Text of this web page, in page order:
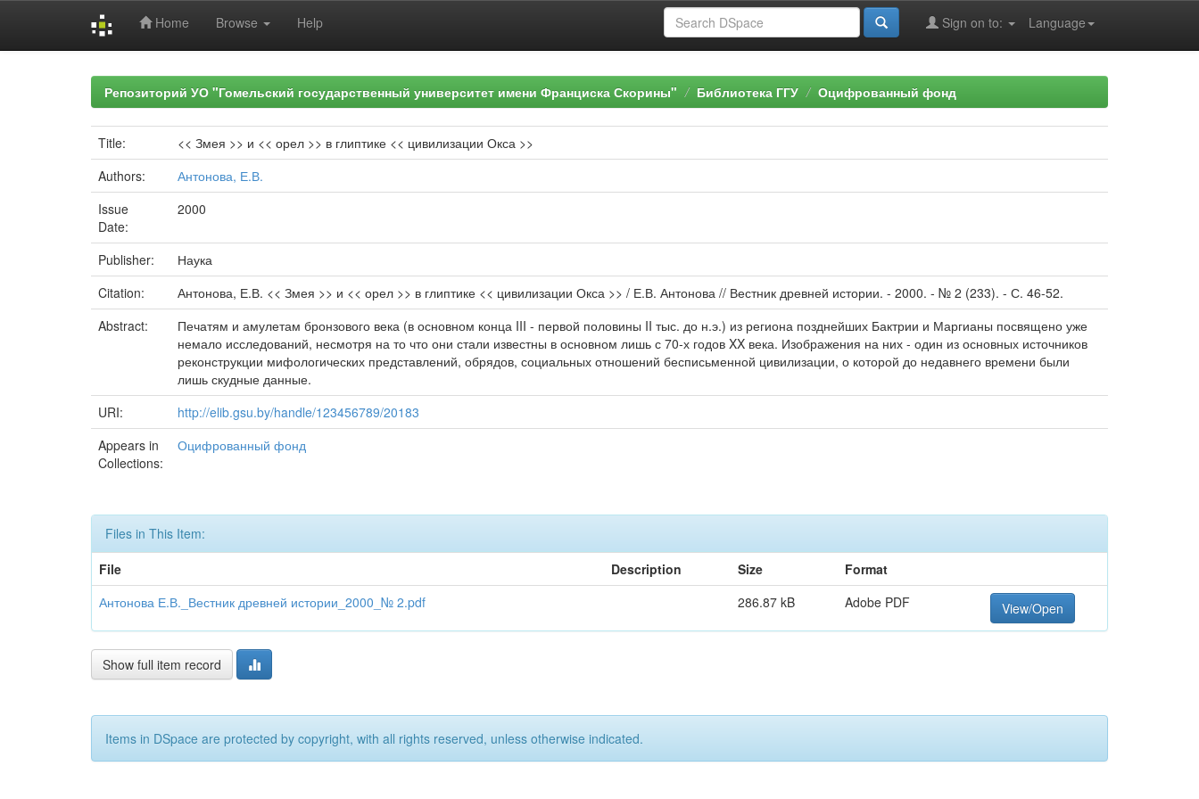
Home Browse Help Language
Sign on to:
Репозиторий УО "Гомельский государственный университет имени Франциска Скорины" Библиотека ГГУ Оцифрованный фонд
Title:
<< Змея >> и << орел >> в глиптике << цивилизации Окса >>
Authors:
Антонова, Е.В.
Issue
Date:
2000
Publisher:
Наука
Citation:
Антонова, Е.В. << Змея >> и << орел >> в глиптике << цивилизации Окса >> / Е.В. Антонова // Вестник древней истории. - 2000. - № 2 (233). - С. 46-52.
Abstract:
Печатям и амулетам бронзового века (в основном конца III - первой половины II тыс. до н.э.) из региона позднейших Бактрии и Маргианы посвящено уже
немало исследований, несмотря на то что они стали известны в основном лишь с 70-х годов XX века. Изображения на них - один из основных источников
реконструкции мифоло­гических представлений, обрядов, социальных отношений бесписьменной цивилизации, о которой до недавнего времени были
лишь скудные данные.
URI:
http://elib.gsu.by/handle/123456789/20183
Appears in
Collections:
Оцифрованный фонд
Files in This Item:
File
Description Size
Format
Антонова Е.В._Вестник древней истории_2000_№ 2.pdf
286.87 kB Adobe PDF View/Open
Show full item record
Items in DSpace are protected by copyright, with all rights reserved, unless otherwise indicated.